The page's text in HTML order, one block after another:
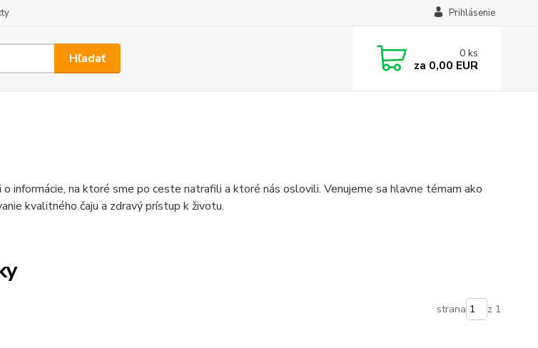
Prihlásenie
Hľadať 0 ks
za 0,00 EUR
informácie, na ktoré sme po ceste natrafili a ktoré nás oslovili. Venujeme sa hlavne témam ako
kvalitného čaju a zdravý prístup k životu.
strana z 1